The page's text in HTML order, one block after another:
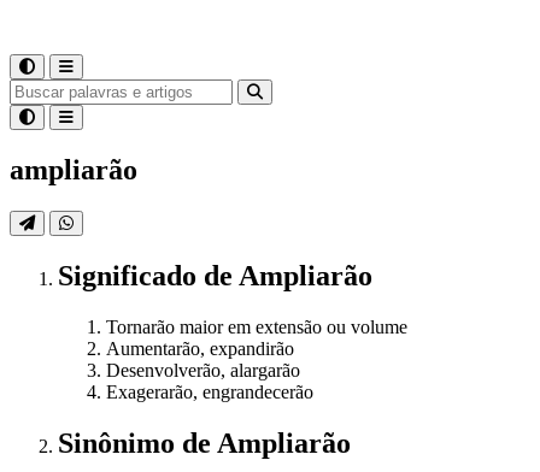
ampliarão
Significado de Ampliarão
Tornarão maior em extensão ou volume
Aumentarão, expandirão
Desenvolverão, alargarão
Exagerarão, engrandecerão
Sinônimo de Ampliarão